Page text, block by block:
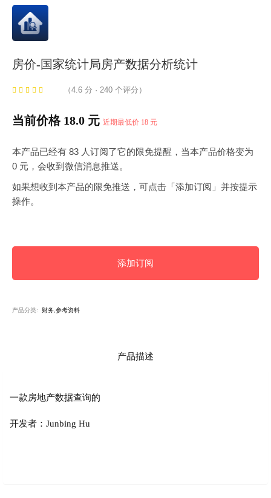
房价-国家统计局房产数据分析统计
（4.6 分 · 240 个评分）
当前价格 18.0 元 近期最低价 18 元
本产品已经有 83 人订阅了它的限免提醒，当本产品价格变为
0 元，会收到微信消息推送。
如果想收到本产品的限免推送，可点击「添加订阅」并按提示
操作。
添加订阅
产品分类: 财务,参考资料
产品描述
一款房地产数据查询的
开发者：Junbing Hu